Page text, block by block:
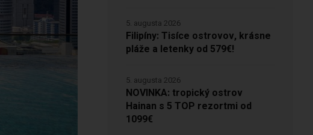
Filipíny: Tisíce ostrovov, krásne
pláže a letenky od 579€!
5. augusta 2026
NOVINKA: tropický ostrov
Hainan s 5 TOP rezortmi od
1099€
5. augusta 2026